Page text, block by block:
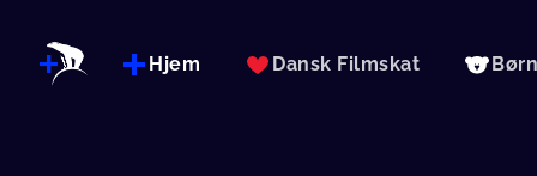
Hjem Dansk Filmskat Børn